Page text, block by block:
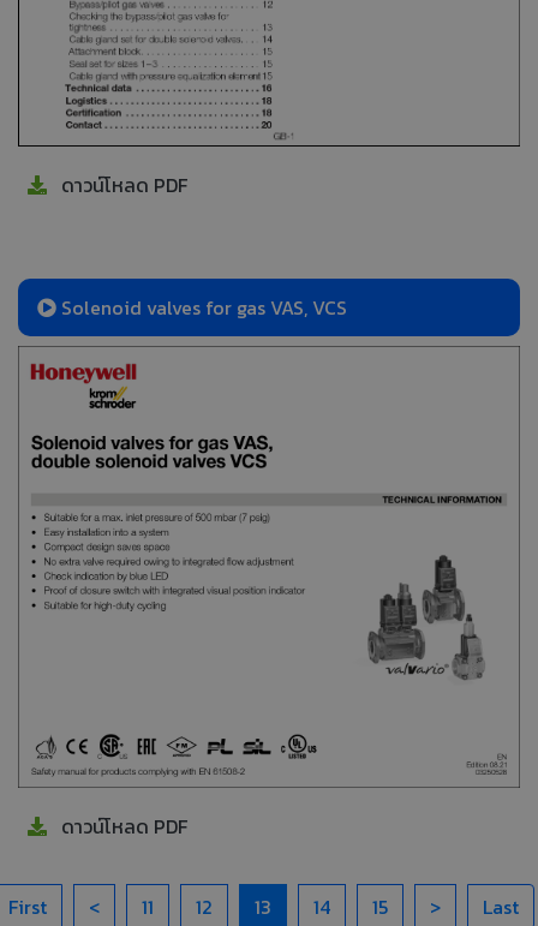
ดาวน์โหลด PDF
Solenoid valves for gas VAS, VCS
ดาวน์โหลด PDF
First < 11 12 13 14 15 > Last